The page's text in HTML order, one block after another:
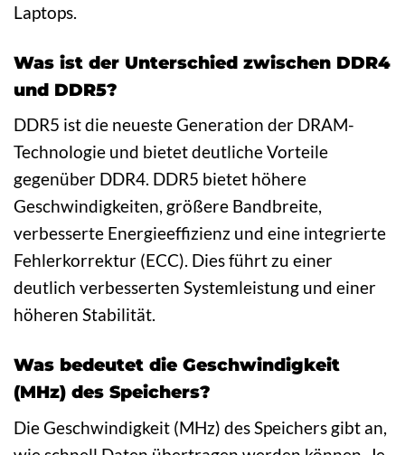
Laptops.
Was ist der Unterschied zwischen DDR4
und DDR5?
DDR5 ist die neueste Generation der DRAM-
Technologie und bietet deutliche Vorteile
gegenüber DDR4. DDR5 bietet höhere
Geschwindigkeiten, größere Bandbreite,
verbesserte Energieeffizienz und eine integrierte
Fehlerkorrektur (ECC). Dies führt zu einer
deutlich verbesserten Systemleistung und einer
höheren Stabilität.
Was bedeutet die Geschwindigkeit
(MHz) des Speichers?
Die Geschwindigkeit (MHz) des Speichers gibt an,